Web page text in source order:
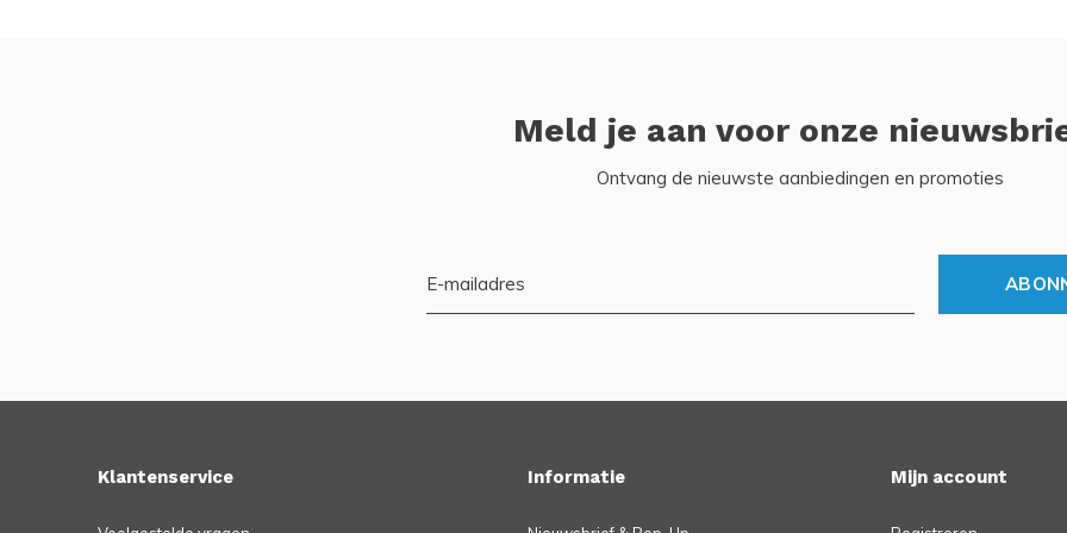
Meld je aan voor onze
Ontvang de nieuwste aanbiedingen en promoties
Klantenservice Informatie Mijn account